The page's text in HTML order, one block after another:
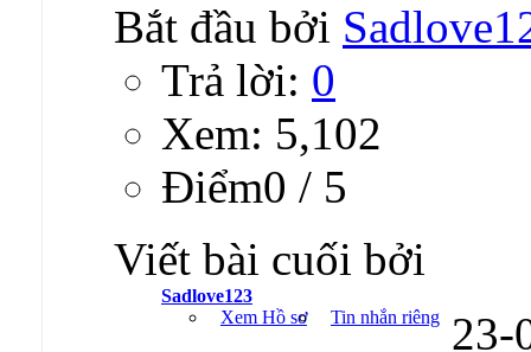
Bắt đầu bởi
Trả lời: 0
Xem: 5,102
Ðiểm0 / 5
Viết bài cuối bởi
Sadlove123
Xem Hồ sơ
Tin nhắn riêng 23-